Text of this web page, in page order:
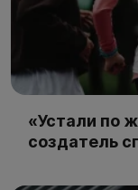
«Устали по
создатель